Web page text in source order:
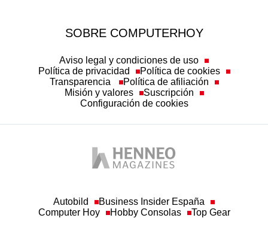
SOBRE COMPUTERHOY
Aviso legal y condiciones de uso
Política de privacidad
Política de cookies
Transparencia
Política de afiliación
Misión y valores
Suscripción
Configuración de cookies
Autobild
Business Insider España
Computer Hoy
Hobby Consolas Top Gear